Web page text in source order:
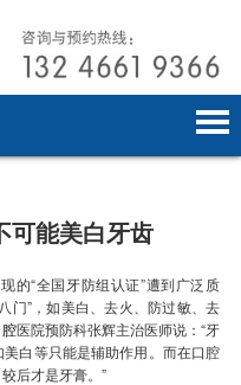
可能美白牙齿
“全国牙防组认证”遭到广泛质
门”，如美白、去火、防过敏、去
医院预防科张辉主治医师说：“牙
美白等只能是辅助作用。而在口腔
后才是牙膏。”